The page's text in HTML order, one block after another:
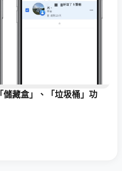
藏盒」、「垃圾桶」功